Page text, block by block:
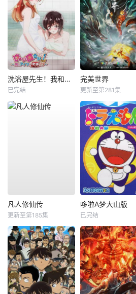
洗浴屋先生！我和那家伙在女浴池！？
已完结
完美世界
更新至第281集
凡人修仙传
更新至第185集
哆啦A梦大山版
已完结